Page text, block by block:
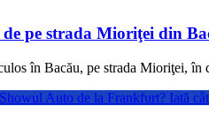
pe strada Mioriţei din
în Bacău, pe strada Mioriţei, în